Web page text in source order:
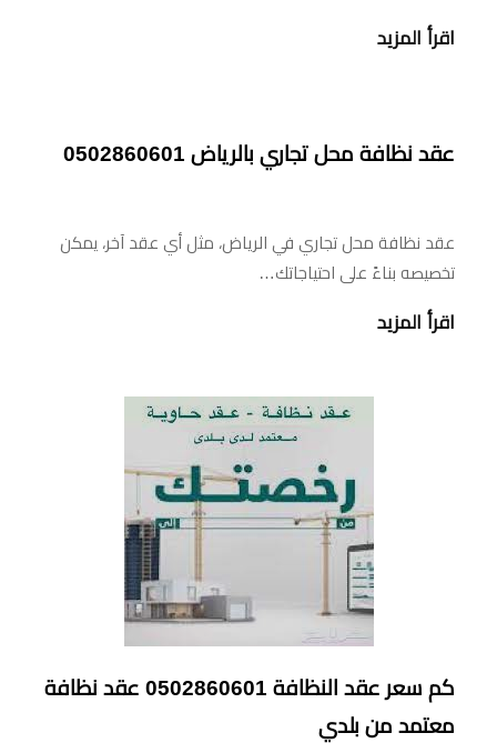
اقرأ المزيد
عقد نظافة محل تجاري بالرياض 0502860601
عقد نظافة محل تجاري في الرياض، مثل أي عقد آخر، يمكن
تخصيصه بناءً على احتياجاتك…
اقرأ المزيد
كم سعر عقد النظافة 0502860601 عقد نظافة
معتمد من بلدي